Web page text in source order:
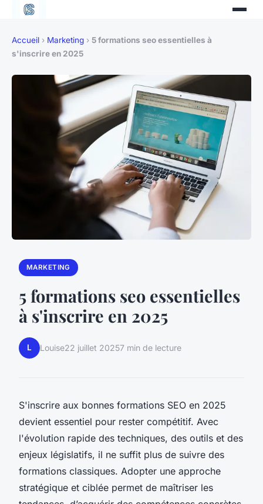
Accueil › Marketing › 5 formations seo essentielles à
s'inscrire en 2025
MARKETING
5 formations seo essentielles
à s'inscrire en 2025
L Louise22 juillet 20257 min de lecture
S'inscrire aux bonnes formations SEO en 2025
devient essentiel pour rester compétitif. Avec
l'évolution rapide des techniques, des outils et des
enjeux législatifs, il ne suffit plus de suivre des
formations classiques. Adopter une approche
stratégique et ciblée permet de maîtriser les